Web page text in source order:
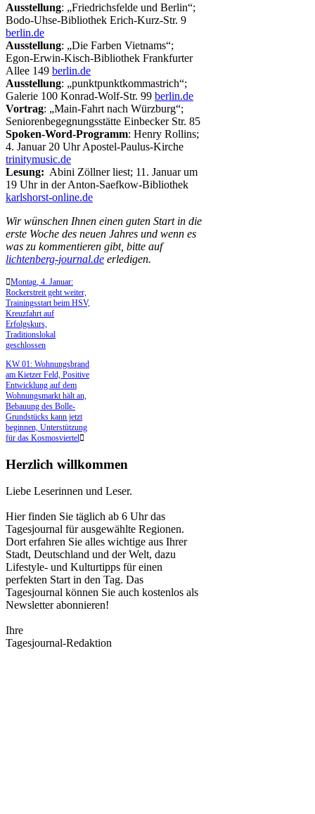
Ausstellung: „Friedrichsfelde und Berlin“;
Bodo-Uhse-Bibliothek Erich-Kurz-Str. 9
berlin.de
Ausstellung: „Die Farben Vietnams“;
Egon-Erwin-Kisch-Bibliothek Frankfurter
Allee 149 berlin.de
Ausstellung: „punktpunktkommastrich“;
Galerie 100 Konrad-Wolf-Str. 99 berlin.de
Vortrag: „Main-Fahrt nach Würzburg“;
Seniorenbegegnungsstätte Einbecker Str. 85
Spoken-Word-Programm: Henry Rollins;
4. Januar 20 Uhr Apostel-Paulus-Kirche
trinitymusic.de
Lesung: Abini Zöllner liest; 11. Januar um
19 Uhr in der Anton-Saefkow-Bibliothek
karlshorst-online.de
Wir wünschen Ihnen einen guten Start in die
erste Woche des neuen Jahres und wenn es
was zu kommentieren gibt, bitte auf
lichtenberg-journal.de erledigen.
Montag, 4. Januar:
Rockerstreit geht weiter,
Trainingsstart beim HSV,
Kreuzfahrt auf
Erfolgskurs,
Traditionslokal
geschlossen
KW 01: Wohnungsbrand
am Kietzer Feld, Positive
Entwicklung auf dem
Wohnungsmarkt hält an,
Bebauung des Bolle-
Grundstücks kann jetzt
beginnen, Unterstützung
für das Kosmosviertel
Herzlich willkommen
Liebe Leserinnen und Leser.
Hier finden Sie täglich ab 6 Uhr das
Tagesjournal für ausgewählte Regionen.
Dort erfahren Sie alles wichtige aus Ihrer
Stadt, Deutschland und der Welt, dazu
Lifestyle- und Kulturtipps für einen
perfekten Start in den Tag. Das
Tagesjournal können Sie auch kostenlos als
Newsletter abonnieren!
Ihre
Tagesjournal-Redaktion